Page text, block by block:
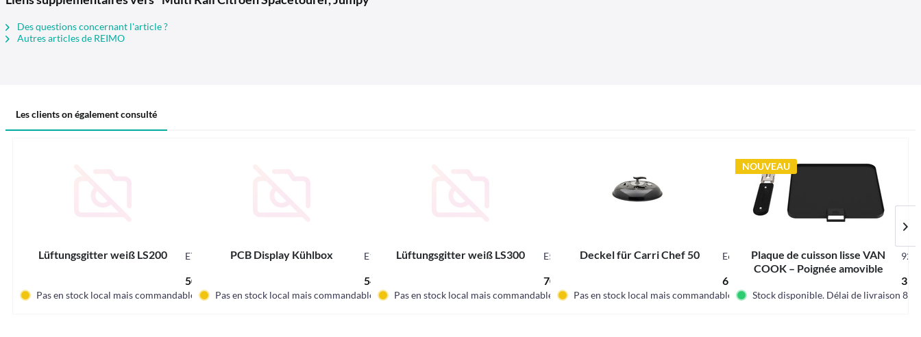
Des questions concernant l'article ?
Autres articles de REIMO
Les clients on également consulté
Lüftungsgitter weiß LS200 E7027
50,20 € *
Pas en stock local mais commandable.
PCB Display Kühlbox E13633
54,62 € *
Pas en stock local mais commandable.
Lüftungsgitter weiß LS300 E545
70,98 € *
Pas en stock local mais commandable.
Deckel für Carri Chef 50 E6606
69,95 € *
Pas en stock local mais commandable.
NOUVEAU
Plaque de cuisson lisse VAN
COOK – Poignée amovible
Stock disponible. Délai de livraison 8-